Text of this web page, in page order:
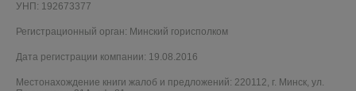
УНП: 192673377
Регистрационный орган: Минский горисполком
Дата регистрации компании: 19.08.2016
Местонахождение книги жалоб и предложений: 220112, г. Минск, ул.